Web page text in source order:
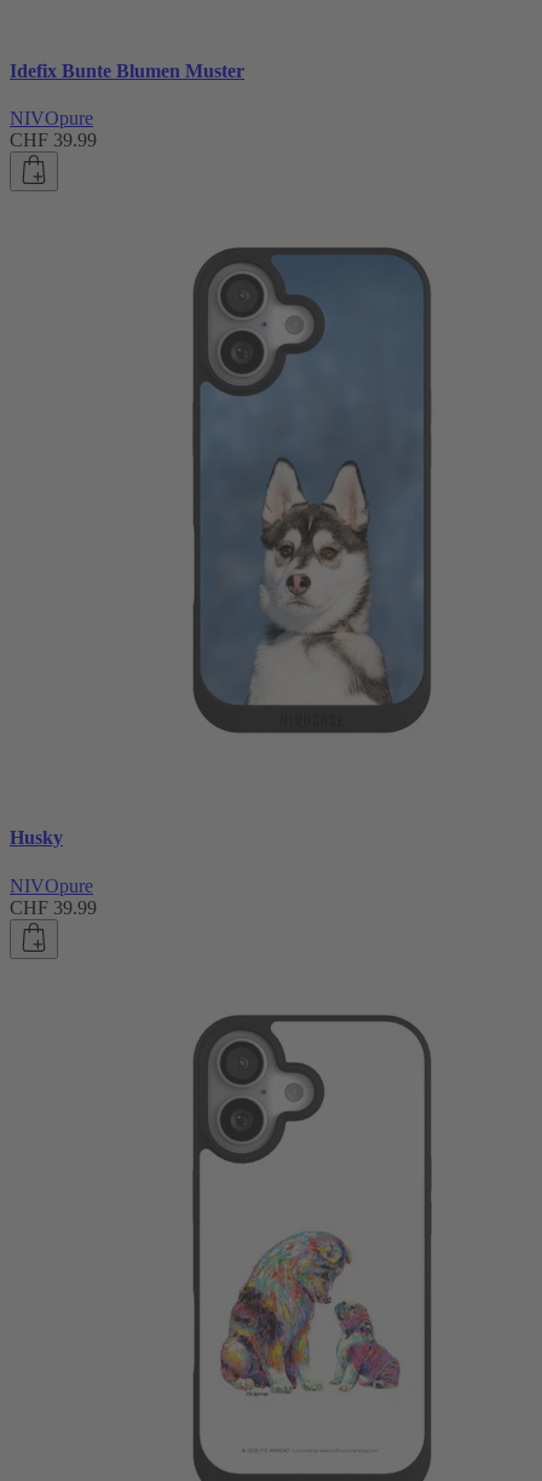
Idefix Bunte Blumen Muster
NIVOpure
CHF 39.99
Husky
NIVOpure
CHF 39.99